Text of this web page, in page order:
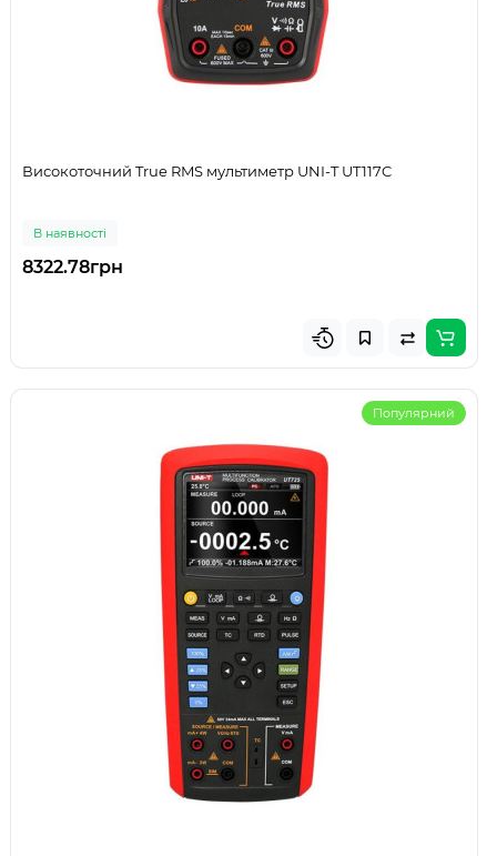
Високоточний True RMS мультиметр UNI-T UT117C
В наявності
8322.78грн
Популярний